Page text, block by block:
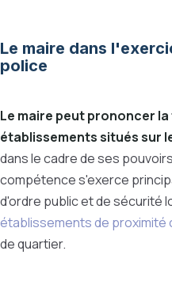
Le maire dans
police
Le maire peut prononcer
établissements situés sur
dans le cadre de ses
compétence s'exerce
d'ordre public et de sécurité
établissements de proximité
de quartier.